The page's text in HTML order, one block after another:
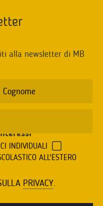
alla newsletter di MB
INDIVIDUALI
ALL'ESTERO
PRIVACY.